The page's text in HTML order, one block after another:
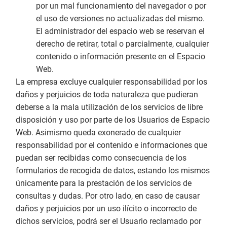
por un mal funcionamiento del navegador o por
el uso de versiones no actualizadas del mismo.
El administrador del espacio web se reservan el
derecho de retirar, total o parcialmente, cualquier
contenido o información presente en el Espacio
Web.
La empresa excluye cualquier responsabilidad por los
daños y perjuicios de toda naturaleza que pudieran
deberse a la mala utilización de los servicios de libre
disposición y uso por parte de los Usuarios de Espacio
Web. Asimismo queda exonerado de cualquier
responsabilidad por el contenido e informaciones que
puedan ser recibidas como consecuencia de los
formularios de recogida de datos, estando los mismos
únicamente para la prestación de los servicios de
consultas y dudas. Por otro lado, en caso de causar
daños y perjuicios por un uso ilícito o incorrecto de
dichos servicios, podrá ser el Usuario reclamado por